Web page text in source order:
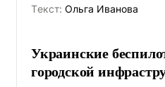
Tекст: Ольга Иванова
Украинские
городской